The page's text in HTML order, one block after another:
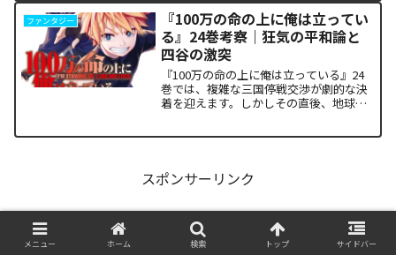
ど熱く焦がすのでしょうか。本記事で
は、13巻で明かされた驚愕...
ファンタジー
『100万の命の上に俺は立ってい
る』24巻考察｜狂気の平和論と
四谷の激突
『100万の命の上に俺は立っている』24
巻では、複雑な三国停戦交渉が劇的な決
着を迎えます。しかしその直後、地球を
スポンサーリンク
メニュー ホーム 検索 トップ サイドバー